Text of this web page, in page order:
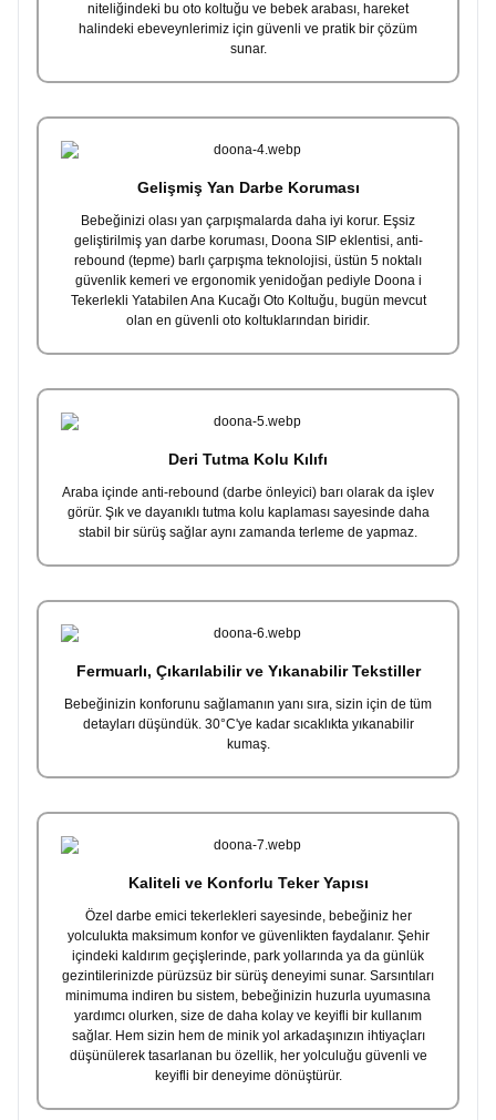
niteliğindeki bu oto koltuğu ve bebek arabası, hareket
halindeki ebeveynlerimiz için güvenli ve pratik bir çözüm
sunar.
Gelişmiş Yan Darbe Koruması
Bebeğinizi olası yan çarpışmalarda daha iyi korur. Eşsiz
geliştirilmiş yan darbe koruması, Doona SIP eklentisi, anti-
rebound (tepme) barlı çarpışma teknolojisi, üstün 5 noktalı
güvenlik kemeri ve ergonomik yenidoğan pediyle Doona i
Tekerlekli Yatabilen Ana Kucağı Oto Koltuğu, bugün mevcut
olan en güvenli oto koltuklarından biridir.
Deri Tutma Kolu Kılıfı
Araba içinde anti-rebound (darbe önleyici) barı olarak da işlev
görür. Şık ve dayanıklı tutma kolu kaplaması sayesinde daha
stabil bir sürüş sağlar aynı zamanda terleme de yapmaz.
Fermuarlı, Çıkarılabilir ve Yıkanabilir Tekstiller
Bebeğinizin konforunu sağlamanın yanı sıra, sizin için de tüm
detayları düşündük. 30°C'ye kadar sıcaklıkta yıkanabilir
kumaş.
Kaliteli ve Konforlu Teker Yapısı
Özel darbe emici tekerlekleri sayesinde, bebeğiniz her
yolculukta maksimum konfor ve güvenlikten faydalanır. Şehir
içindeki kaldırım geçişlerinde, park yollarında ya da günlük
gezintilerinizde pürüzsüz bir sürüş deneyimi sunar. Sarsıntıları
minimuma indiren bu sistem, bebeğinizin huzurla uyumasına
yardımcı olurken, size de daha kolay ve keyifli bir kullanım
sağlar. Hem sizin hem de minik yol arkadaşınızın ihtiyaçları
düşünülerek tasarlanan bu özellik, her yolculuğu güvenli ve
keyifli bir deneyime dönüştürür.